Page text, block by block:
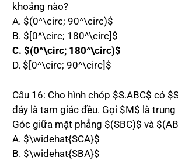
khoảng nào?
A. $(0^\circ; 90^\circ)$
B. $[0^\circ; 180^\circ]$
C. $(0^\circ; 180^\circ)$
D. $[0^\circ; 90^\circ]$
Câu 16: Cho hình chóp $S.ABC$ có
đáy là tam giác đều. Gọi $M$ là
Góc giữa mặt phẳng $(SBC)$ và
A. $\widehat{SCA}$
B. $\widehat{SBA}$